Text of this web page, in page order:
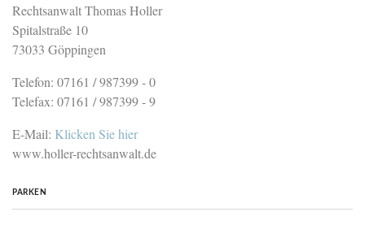
Rechtsanwalt Thomas Holler
Spitalstraße 10
73033 Göppingen
Telefon: 07161 / 987399 - 0
Telefax: 07161 / 987399 - 9
E-Mail: Klicken Sie hier
www.holler-rechtsanwalt.de
PARKEN